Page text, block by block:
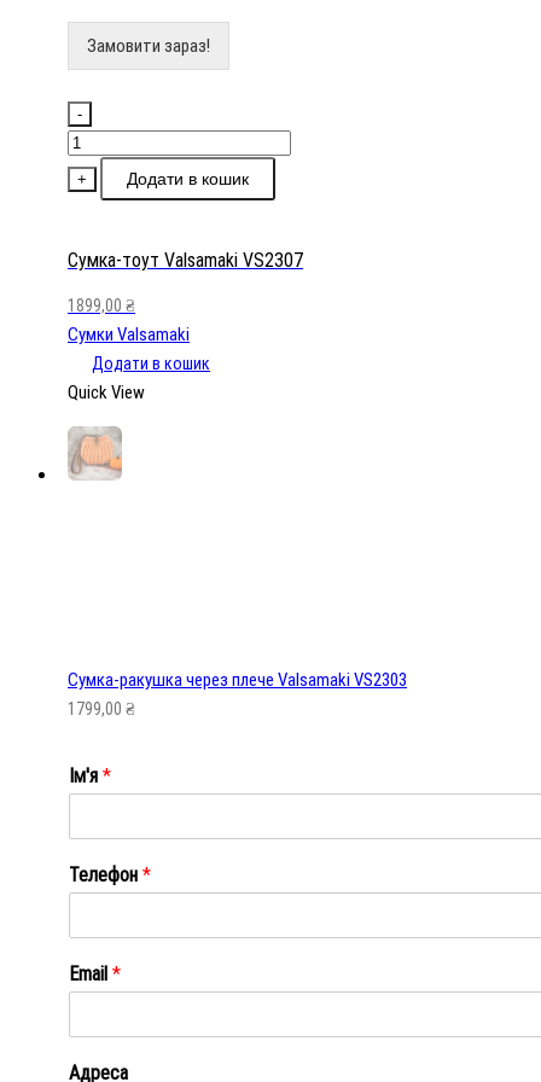
Замовити зараз!
-
Сумка-
тоут
Valsamaki
кількість
+ Додати в кошик
Сумка-тоут Valsamaki VS2307
1899,00 ₴
Сумки Valsamaki
Додати в кошик
Quick View
Сумка-ракушка через плече Valsamaki VS2303
1799,00 ₴
Ім'я *
Телефон *
Email *
Адреса